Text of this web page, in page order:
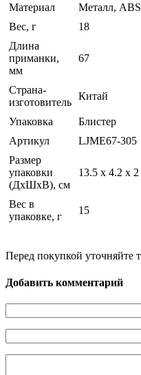
Материал
Металл,
Вес, г
18
Длина
приманки,
мм
67
Страна-
изготовитель
Китай
Упаковка
Блистер
Артикул
LJME67-305
Размер
упаковки
(ДхШхВ), см
13.5 х 4.2 х 2
Вес в
упаковке, г
15
Перед покупкой уточняйте
Добавить комментарий